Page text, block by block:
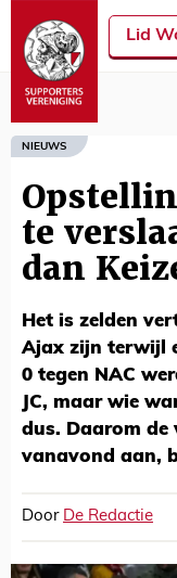
Lid
NIEUWS
te
dan
Het is zelden
Ajax zijn terwijl
0 tegen NAC
JC, maar wie
dus. Daarom de
vanavond aan,
Door De Redactie